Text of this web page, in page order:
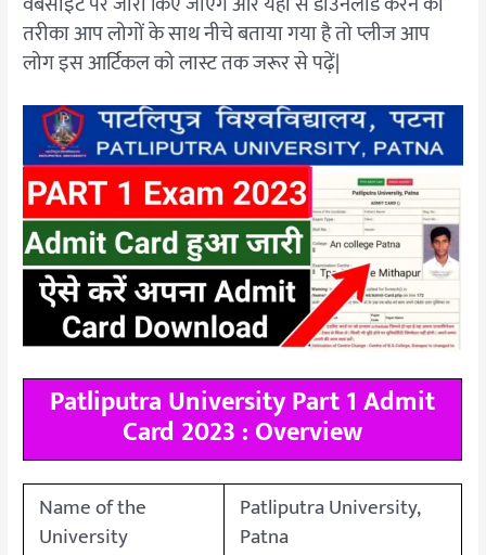
तरीका आप लोगों के साथ नीचे बताया गया है तो प्लीज आप
लोग इस आर्टिकल को लास्ट तक जरूर से पढ़ें|
Patliputra University Part 1 Admit
Card 2023 : Overview
Name of the
University
Patliputra University,
Patna